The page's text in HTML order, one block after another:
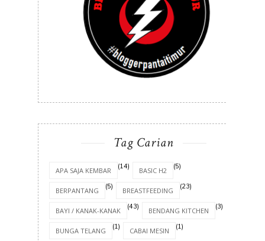
Tag Carian
APA SAJA KEMBAR (14) BASIC H2 (5)
BERPANTANG (5) BREASTFEEDING (23)
BAYI / KANAK-KANAK (43) BENDANG KITCHEN (3)
BUNGA TELANG (1) CABAI MESIN (1)